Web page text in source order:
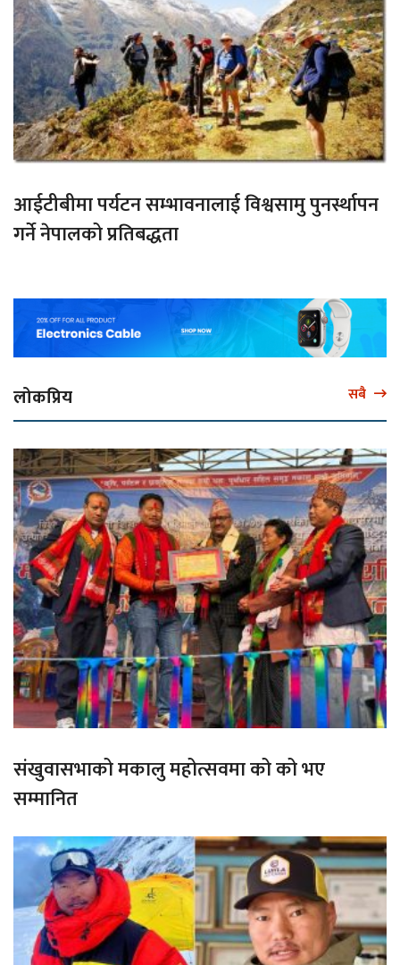
आईटीबीमा पर्यटन सम्भावनालाई विश्वसामु पुनर्स्थापन
गर्ने नेपालको प्रतिबद्धता
लोकप्रिय सबै
संखुवासभाको मकालु महोत्सवमा को को भए
सम्मानित